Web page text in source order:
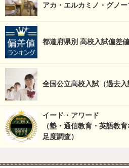
アカ・エルカミノ・グノ
都道府県別 高校入試偏差
全国公立高校入試（過去入
イード・アワード
（塾・通信教育・英語教
足度調査）